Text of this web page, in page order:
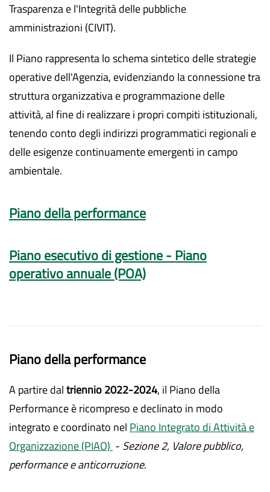
Trasparenza e l'Integrità delle pubbliche
amministrazioni (CIVIT).
Il Piano rappresenta lo schema sintetico delle strategie
operative dell'Agenzia, evidenziando la connessione tra
struttura organizzativa e programmazione delle
attività, al fine di realizzare i propri compiti istituzionali,
tenendo conto degli indirizzi programmatici regionali e
delle esigenze continuamente emergenti in campo
ambientale.
Piano della performance
Piano esecutivo di gestione - Piano
operativo annuale (POA)
Piano della performance
A partire daltriennio 2022-2024, il Piano della
Performance è ricompreso e declinato in modo
integrato e coordinato nel Piano Integrato di Attività e
Organizzazione (PIAO) - Sezione 2, Valore pubblico,
performance e anticorruzione.